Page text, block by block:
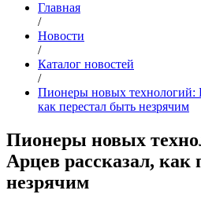
Главная
/
Новости
/
Каталог новостей
/
Пионеры новых технологий:
как перестал быть незрячим
Пионеры новых
Арцев рассказал, как
незрячим